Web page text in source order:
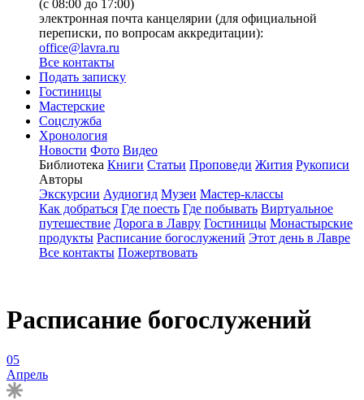
(с 08:00 до 17:00)
электронная почта канцелярии (для официальной
переписки, по вопросам аккредитации):
office@lavra.ru
Все контакты
Подать записку
Гостиницы
Мастерские
Соцслужба
Хронология
Новости Фото Видео
Библиотека Книги Статьи Проповеди Жития Рукописи
Авторы
Экскурсии Аудиогид Музеи Мастер-классы
Как добраться Где поесть Где побывать Виртуальное
путешествие Дорога в Лавру Гостиницы Монастырские
продукты Расписание богослужений Этот день в Лавре
Все контакты Пожертвовать
Расписание богослужений
05
Апрель